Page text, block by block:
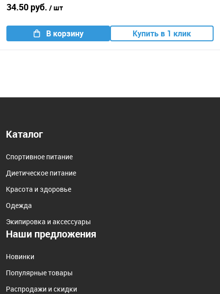
34.50 руб. / шт
В корзину Купить в 1 клик
Каталог
Спортивное питание
Диетическое питание
Красота и здоровье
Одежда
Экипировка и аксессуары
Наши предложения
Новинки
Популярные товары
Распродажи и скидки